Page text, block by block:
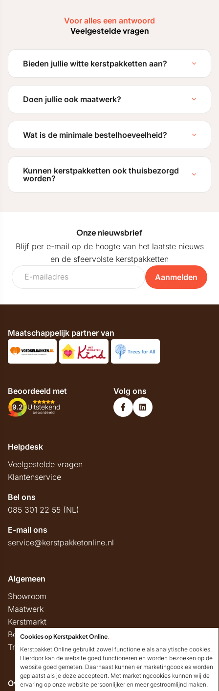
Voor alles een antwoord
Veelgestelde vragen
Bieden jullie witte kerstpakketten aan?
Doen jullie ook maatwerk?
Wat is de minimale bestelhoeveelheid?
Kunnen kerstpakketten ook thuisbezorgd
worden?
Onze nieuwsbrief
Blijf per e-mail op de hoogte van het laatste nieuws
en de sfeervolste kerstpakketten
Aanmelden
Maatschappelijk partner van
Beoordeeld met
9.2 Uitstekend
beoordeeld
Volg ons
Helpdesk
Veelgestelde vragen
Klantenservice
Bel ons
085 301 22 55 (NL)
E-mail ons
service@kerstpakketonline.nl
Algemeen
Showroom
Maatwerk
Kerstmarkt
Belastingregels
Track & Trace
Overig
Cookies op Kerstpakket Online.
Kerstpakket Online gebruikt zowel functionele als analytische cookies.
Hierdoor kan de website goed functioneren en worden bezoeken op de
website goed gemeten. Daarnaast kunnen er marketingcookies worden
geplaatst als je deze accepteert. Met marketingcookies kunnen wij de
ervaring op onze website persoonlijker en meer gestroomlijnd maken.